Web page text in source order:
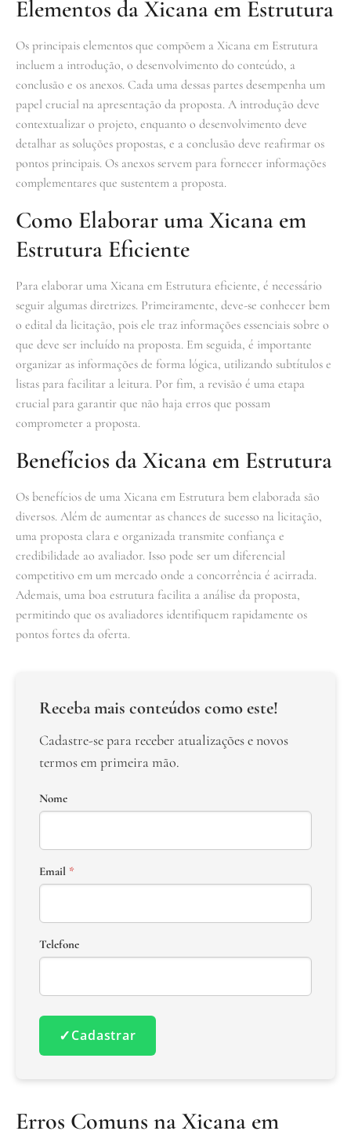
Elementos da Xicana em Estrutura
Os principais elementos que compõem a Xicana em Estrutura
incluem a introdução, o desenvolvimento do conteúdo, a
conclusão e os anexos. Cada uma dessas partes desempenha um
papel crucial na apresentação da proposta. A introdução deve
contextualizar o projeto, enquanto o desenvolvimento deve
detalhar as soluções propostas, e a conclusão deve reafirmar os
pontos principais. Os anexos servem para fornecer informações
complementares que sustentem a proposta.
Como Elaborar uma Xicana em
Estrutura Eficiente
Para elaborar uma Xicana em Estrutura eficiente, é necessário
seguir algumas diretrizes. Primeiramente, deve-se conhecer bem
o edital da licitação, pois ele traz informações essenciais sobre o
que deve ser incluído na proposta. Em seguida, é importante
organizar as informações de forma lógica, utilizando subtítulos e
listas para facilitar a leitura. Por fim, a revisão é uma etapa
crucial para garantir que não haja erros que possam
comprometer a proposta.
Benefícios da Xicana em Estrutura
Os benefícios de uma Xicana em Estrutura bem elaborada são
diversos. Além de aumentar as chances de sucesso na licitação,
uma proposta clara e organizada transmite confiança e
credibilidade ao avaliador. Isso pode ser um diferencial
competitivo em um mercado onde a concorrência é acirrada.
Ademais, uma boa estrutura facilita a análise da proposta,
permitindo que os avaliadores identifiquem rapidamente os
pontos fortes da oferta.
Receba mais conteúdos como este!
Cadastre-se para receber atualizações e novos
termos em primeira mão.
Nome
Email *
Telefone
✓Cadastrar
Erros Comuns na Xicana em